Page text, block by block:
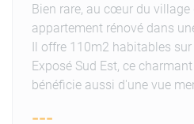
Bien rare, au cœur du village
appartement rénové dans
Il offre 110m2 habitables
Exposé Sud Est, ce
bénéficie aussi d'une vue
---